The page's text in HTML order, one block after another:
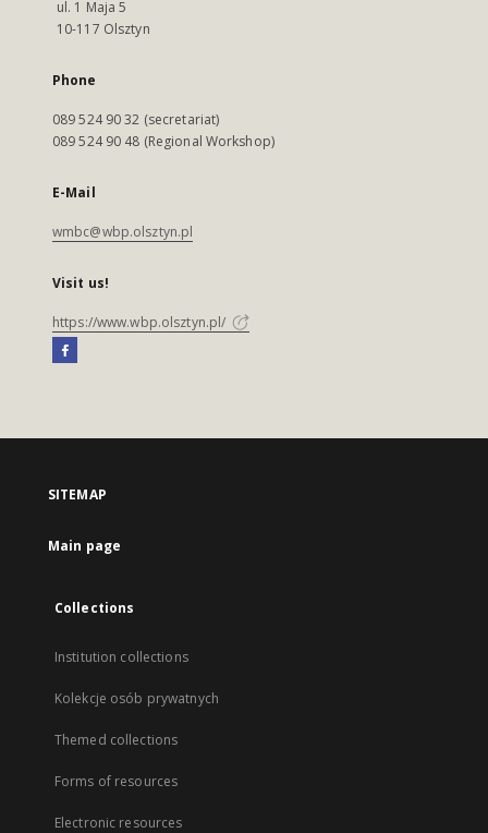
ul. 1 Maja 5
10-117 Olsztyn
Phone
089 524 90 32 (secretariat)
089 524 90 48 (Regional Workshop)
E-Mail
wmbc@wbp.olsztyn.pl
Visit us!
https://www.wbp.olsztyn.pl/
SITEMAP
Main page
Collections
Institution collections
Kolekcje osób prywatnych
Themed collections
Forms of resources
Electronic resources